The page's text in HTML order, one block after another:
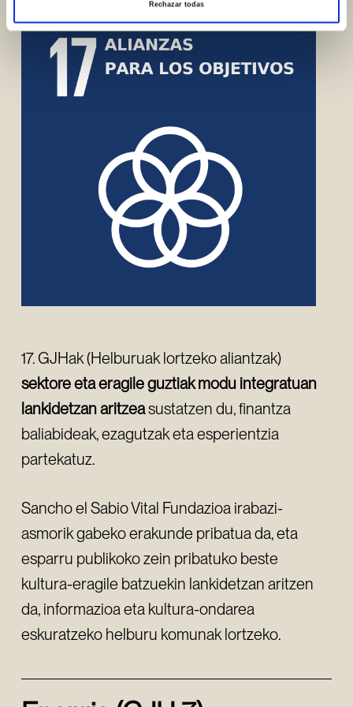
Rechazar todas
17. GJHak (Helburuak lortzeko aliantzak)
sektore eta eragile guztiak modu integratuan
lankidetzan aritzeasustatzen du, finantza
baliabideak, ezagutzak eta esperientzia
partekatuz.
Sancho el Sabio Vital Fundazioa irabazi-
asmorik gabeko erakunde pribatua da, eta
esparru publikoko zein pribatuko beste
kultura-eragile batzuekin lankidetzan aritzen
da, informazioa eta kultura-ondarea
eskuratzeko helburu komunak lortzeko.